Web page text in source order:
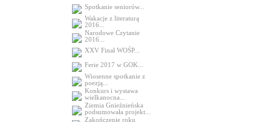
Spotkanie seniorów...
Wakacje z literaturą
2016...
Narodowe Czytanie
2016...
XXV Finał WOŚP...
Ferie 2017 w GOK...
Wiosenne spotkanie z
poezją...
Konkurs i wystawa
wielkanocna...
Ziemia Gnieźnieńska
podsumowała projekt...
Zakończenie roku